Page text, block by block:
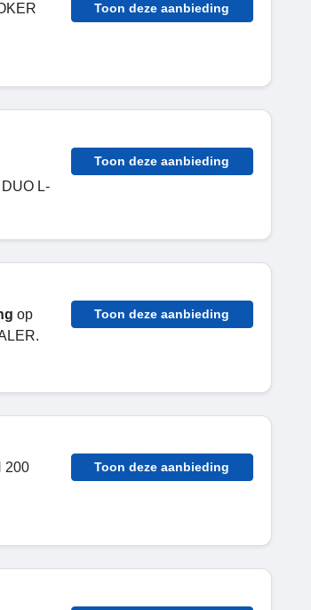
Toon deze aanbieding
L-
Toon deze aanbieding
op
Toon deze aanbieding
200
Toon deze aanbieding